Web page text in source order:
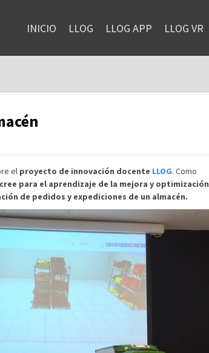
INICIO LLOG LLOG APP LLOG VR
el proyecto de innovación docente LLOG. Como
para el aprendizaje de la mejora y optimización
de pedidos y expediciones de un almacén.